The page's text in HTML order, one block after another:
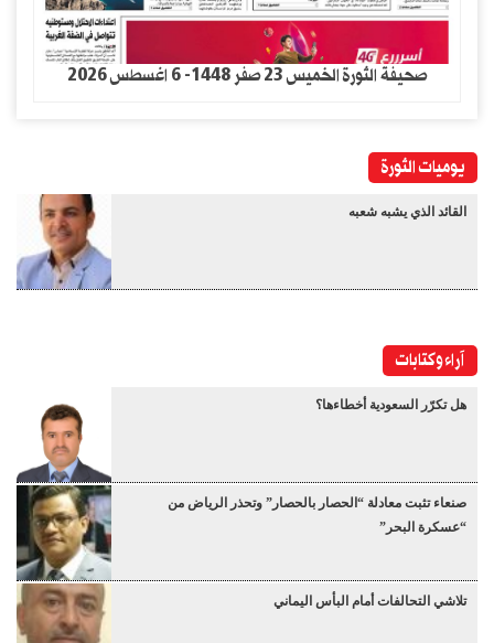
صحيفة الثورة الخميس 23 صفر 1448- 6 اغسطس 2026
يوميات الثورة
القائد الذي يشبه شعبه
آراء وكتابات
هل تكرّر السعودية أخطاءها؟
صنعاء تثبت معادلة “الحصار بالحصار” وتحذر الرياض من
“عسكرة البحر”
تلاشي التحالفات أمام البأس اليماني